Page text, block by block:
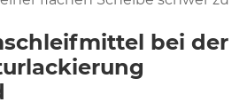
bei der